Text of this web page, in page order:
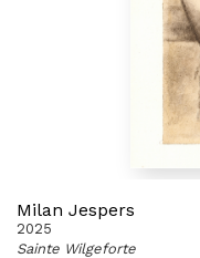
Milan Jespers
2025
Sainte Wilgeforte